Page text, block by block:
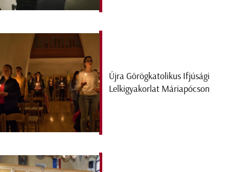
Újra Görögkatolikus Ifjúsági
Lelkigyakorlat Máriapócson